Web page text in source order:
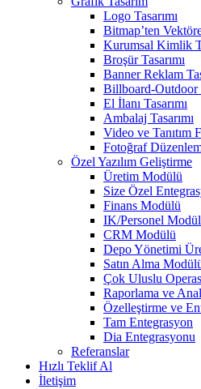
Logo Tasarımı
Bitmap’ten
Kurumsal Kimlik
Broşür Tasarımı
Banner Reklam
Billboard-Outdoor
El İlanı Tasarımı
Ambalaj Tasarımı
Video ve Tanıtım
Fotoğraf
Özel Yazılım Geliştirme
Üretim Modülü
Size Özel
Finans Modülü
IK/Personel
CRM Modülü
Depo Yönetimi
Satın Alma
Çok Uluslu
Raporlama ve
Özelleştirme ve
Tam Entegrasyon
Dia Entegrasyonu
Referanslar
Hızlı Teklif Al
İletişim